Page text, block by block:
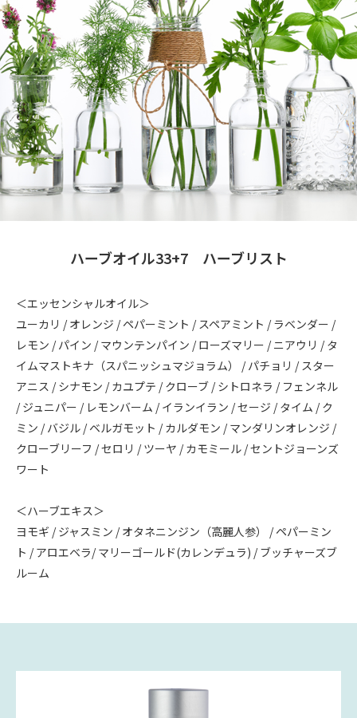
ハーブオイル33+7 ハーブリスト
＜エッセンシャルオイル＞
ユーカリ / オレンジ / ペパーミント / スペアミント / ラベンダー /
レモン / パイン / マウンテンパイン / ローズマリー / ニアウリ / タ
イムマストキナ（スパニッシュマジョラム） / パチョリ / スター
アニス / シナモン / カユプテ / クローブ / シトロネラ / フェンネル
/ ジュニパー / レモンバーム / イランイラン / セージ / タイム / ク
ミン / バジル / ベルガモット / カルダモン / マンダリンオレンジ /
クローブリーフ / セロリ / ツーヤ / カモミール / セントジョーンズ
ワート
＜ハーブエキス＞
ヨモギ / ジャスミン / オタネニンジン（高麗人参） / ペパーミン
ト / アロエベラ/ マリーゴールド(カレンデュラ) / ブッチャーズブ
ルーム